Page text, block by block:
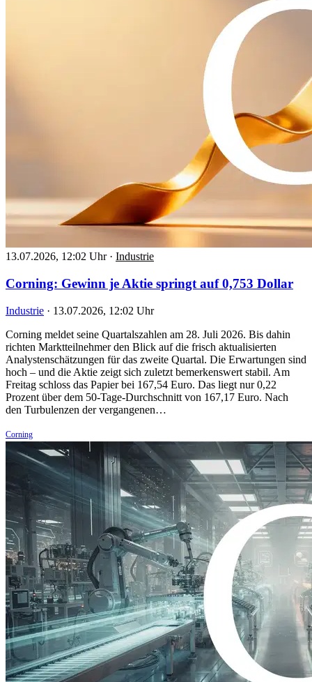
13.07.2026, 12:02 Uhr · Industrie
Corning: Gewinn je Aktie springt auf 0,753 Dollar
Industrie · 13.07.2026, 12:02 Uhr
Corning meldet seine Quartalszahlen am 28. Juli 2026. Bis dahin
richten Marktteilnehmer den Blick auf die frisch aktualisierten
Analystenschätzungen für das zweite Quartal. Die Erwartungen sind
hoch – und die Aktie zeigt sich zuletzt bemerkenswert stabil. Am
Freitag schloss das Papier bei 167,54 Euro. Das liegt nur 0,22
Prozent über dem 50-Tage-Durchschnitt von 167,17 Euro. Nach
den Turbulenzen der vergangenen…
Corning